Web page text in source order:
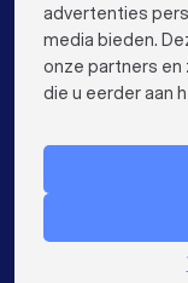
Aannemers in
Aannemers in
VOOR
Nederland
advertenties
media bieden.
onze partners en
die u eerder aan